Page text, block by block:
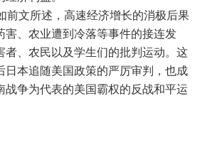
文所述，高速经济增长的消极后果
害、农业遭到冷落等事件的接连发
者、农民以及学生们的批判运动。这
日本追随美国政策的严厉审判，也成
战争为代表的美国霸权的反战和平运